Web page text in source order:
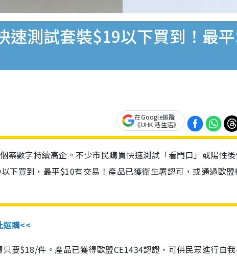
速測試套裝$19以下買到！最
在Google追蹤
《UHK 港生活》
案數字持續高企。不少市民購買快速測試「看門口」或陽性
下買到，最平$10有交易！產品已獲衛生署認可，或通過歐盟
選購<<
要$18/件。產品已獲得歐盟CE1434認證，可供民眾進行自